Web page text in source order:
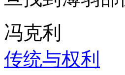
冯克利
传统与权利